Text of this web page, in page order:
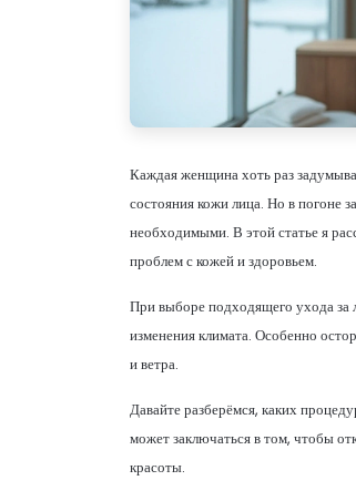
Каждая женщина хоть раз
состояния кожи лица. Но в погоне
необходимыми. В этой статье я
проблем с кожей и здоровьем.
При выборе подходящего ухода за
изменения климата. Особенно
и ветра.
Давайте разберёмся, каких
может заключаться в том, чтобы
красоты.